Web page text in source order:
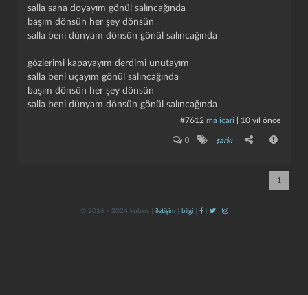
salla sana doyayım gönül salıncağında
başım dönsün her şey dönsün
salla beni dünyam dönsün gönül salıncağında
gözlerimi kapayayım derdimi unutayım
salla beni uçayım gönül salıncağında
başım dönsün her şey dönsün
salla beni dünyam dönsün gönül salıncağında
#7612 ma icari 10 yıl önce
0 şarkı
1
kapat
© 2016 - 2024 kulzos | iletişim| bilgi| | |